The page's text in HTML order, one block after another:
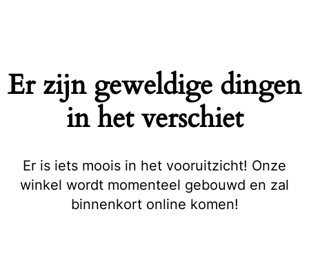
Er zijn geweldige dingen
in het verschiet
Er is iets moois in het vooruitzicht! Onze
winkel wordt momenteel gebouwd en zal
binnenkort online komen!